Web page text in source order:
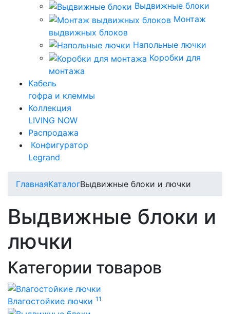
Выдвижные блоки
Монтаж
выдвижных блоков
Напольные лючки
Коробки для
монтажа
Кабель
гофра и клеммы
Коллекция
LIVING NOW
Распродажа
Конфигуратор
Legrand
ГлавнаяКаталогВыдвижные блоки и лючки
Выдвижные блоки и
лючки
Категории товаров
Влагостойкие лючки 11